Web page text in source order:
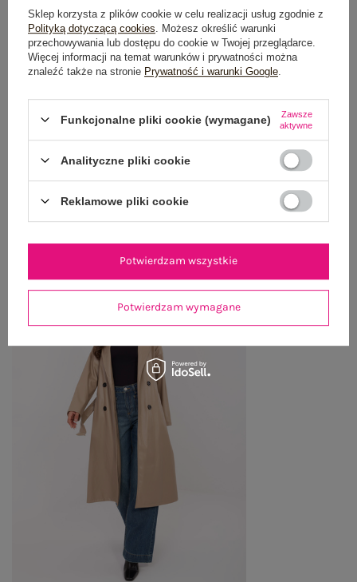
GŁÓWNE PARAMETRY
OPINIE O PRODUKCIE (3)
WYSYŁKA I DOSTAWA
OSTATNIO OGLĄDANE
Sklep korzysta z plików cookie w celu realizacji usług zgodnie z
Polityką dotyczącą cookies . Możesz określić warunki
przechowywania lub dostępu do cookie w Twojej przeglądarce.
Więcej informacji na temat warunków i prywatności można
znaleźć także na stronie Prywatność i warunki Google
Funkcjonalne pliki cookie (wymagane)
Zawsze
aktywne
Analityczne pliki cookie
Reklamowe pliki cookie
Potwierdzam wymagane
Potwierdzam wszystkie